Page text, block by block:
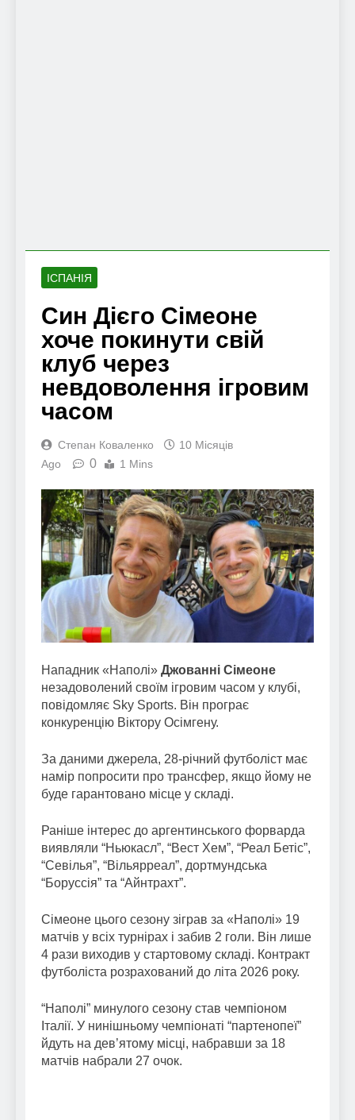
ІСПАНІЯ
Син Дієго Сімеоне
хоче покинути свій
клуб через
невдоволення ігровим
часом
Степан Коваленко
10 Місяців
Ago
0 1 Mins
Нападник «Наполі» Джованні Сімеоне
незадоволений своїм ігровим часом у клубі,
повідомляє Sky Sports. Він програє
конкуренцію Віктору Осімгену.
За даними джерела, 28-річний футболіст має
намір попросити про трансфер, якщо йому не
буде гарантовано місце у складі.
Раніше інтерес до аргентинського форварда
виявляли “Ньюкасл”, “Вест Хем”, “Реал Бетіс”,
“Севілья”, “Вільярреал”, дортмундська
“Боруссія” та “Айнтрахт”.
Сімеоне цього сезону зіграв за «Наполі» 19
матчів у всіх турнірах і забив 2 голи. Він лише
4 рази виходив у стартовому складі. Контракт
футболіста розрахований до літа 2026 року.
“Наполі” минулого сезону став чемпіоном
Італії. У нинішньому чемпіонаті “партенопеї”
йдуть на дев’ятому місці, набравши за 18
матчів набрали 27 очок.